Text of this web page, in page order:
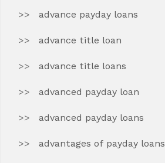
advance payday loans
advance title loan
advance title loans
advanced payday loan
advanced payday loans
advantages of payday loans